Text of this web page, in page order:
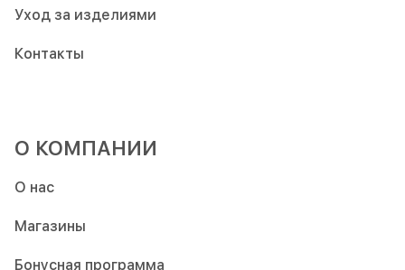
Уход за изделиями
Контакты
О КОМПАНИИ
О нас
Магазины
Бонусная программа